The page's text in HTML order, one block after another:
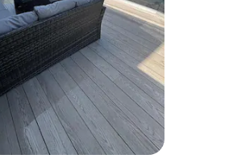
），共 82 条评价